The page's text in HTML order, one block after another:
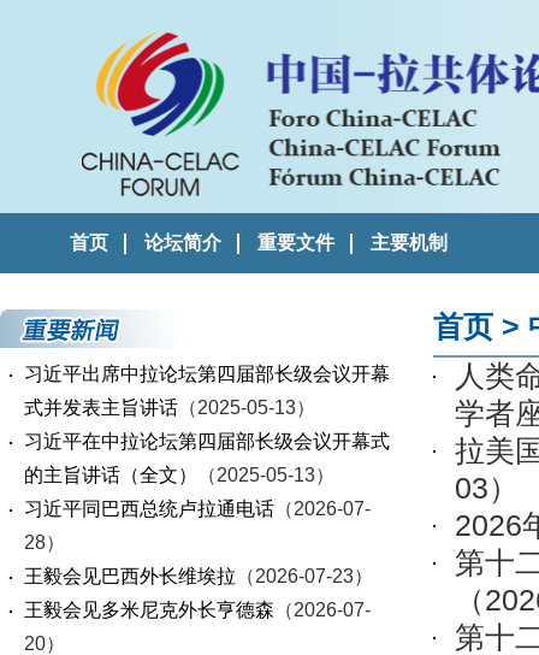
首页 论坛简介 重要文件 主要机制
习近平出席中拉论坛第四届部长级会议开幕
式并发表主旨讲话 （2025-05-13）
习近平在中拉论坛第四届部长级会议开幕式
的主旨讲话（全文）
（2025-05-13）
习近平同巴西总统卢拉通电话 （2026-07-
28）
王毅会见巴西外长维埃拉 （2026-07-23）
王毅会见多米尼克外长亨德森 （2026-07-
20）
首页 >
人类
学者
拉美
03）
2026
第十
（
第十